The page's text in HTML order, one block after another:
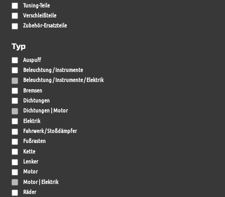
Tuning-Teile
Verschleißteile
Zubehör-Ersatzteile
Typ
Auspuff
Beleuchtung / Instrumente
Beleuchtung / Instrumente / Elektrik
Bremsen
Dichtungen
Dichtungen | Motor
Elektrik
Fahrwerk / Stoßdämpfer
Fußrasten
Kette
Lenker
Motor
Motor | Elektrik
Räder